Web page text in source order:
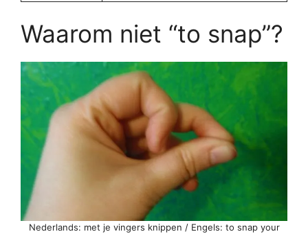
Waarom niet “to snap”?
Nederlands: met je vingers knippen / Engels: to snap your